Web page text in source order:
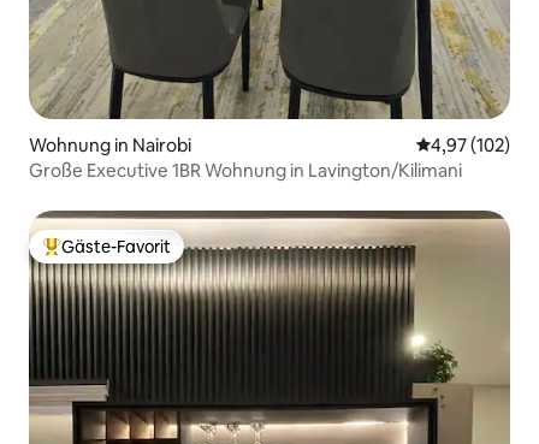
Wohnung in Nairobi
4,97 (102)
Große Executive 1BR Wohnung in Lavington/Kilimani
Beliebter Gäste-Favorit.
Gäste-Favorit